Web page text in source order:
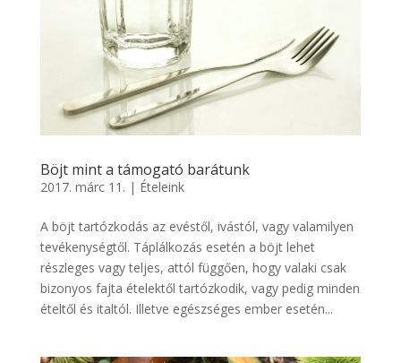
Böjt mint a támogató barátunk
2017. márc 11. | Ételeink
A böjt tartózkodás az evéstől, ivástól, vagy valamilyen
tevékenységtől. Táplálkozás esetén a böjt lehet
részleges vagy teljes, attól függően, hogy valaki csak
bizonyos fajta ételektől tartózkodik, vagy pedig minden
ételtől és italtól. Illetve egészséges ember esetén...